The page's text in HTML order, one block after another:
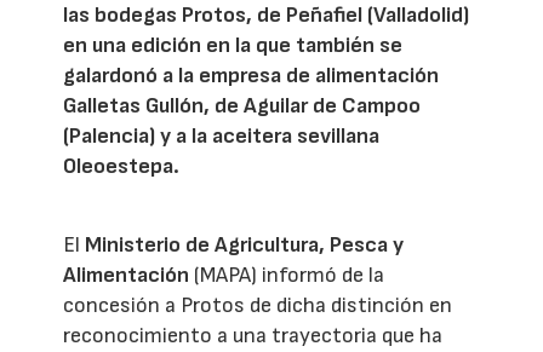
las bodegas Protos, de Peñafiel (Valladolid)
en una edición en la que también se
galardonó a la empresa de alimentación
Galletas Gullón, de Aguilar de Campoo
(Palencia) y a la aceitera sevillana
Oleoestepa.
El Ministerio de Agricultura, Pesca y
Alimentación (MAPA) informó de la
concesión a Protos de dicha distinción en
reconocimiento a una trayectoria que ha